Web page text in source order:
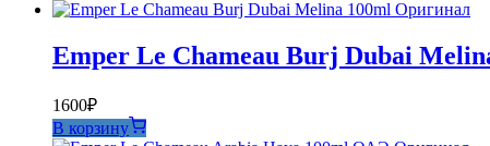
Emper Le Chameau Burj Dubai
1600₽
В корзину